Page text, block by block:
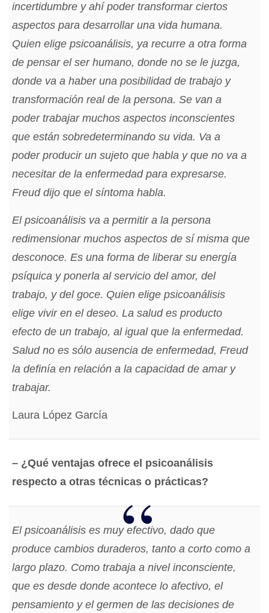
incertidumbre y ahí poder transformar ciertos
aspectos para desarrollar una vida humana.
Quien elige psicoanálisis, ya recurre a otra forma
de pensar el ser humano, donde no se le juzga,
donde va a haber una posibilidad de trabajo y
transformación real de la persona. Se van a
poder trabajar muchos aspectos inconscientes
que están sobredeterminando su vida. Va a
poder producir un sujeto que habla y que no va a
necesitar de la enfermedad para expresarse.
Freud dijo que el síntoma habla.
El psicoanálisis va a permitir a la persona
redimensionar muchos aspectos de sí misma que
desconoce. Es una forma de liberar su energía
psíquica y ponerla al servicio del amor, del
trabajo, y del goce. Quien elige psicoanálisis
elige vivir en el deseo. La salud es producto
efecto de un trabajo, al igual que la enfermedad.
Salud no es sólo ausencia de enfermedad, Freud
la definía en relación a la capacidad de amar y
trabajar.
Laura López García
– ¿Qué ventajas ofrece el psicoanálisis
respecto a otras técnicas o prácticas?
El psicoanálisis es muy efectivo, dado que
produce cambios duraderos, tanto a corto como a
largo plazo. Como trabaja a nivel inconsciente,
que es desde donde acontece lo afectivo, el
pensamiento y el germen de las decisiones de